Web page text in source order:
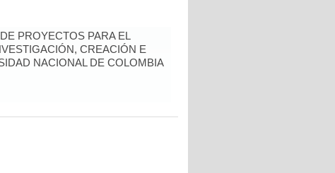
PROYECTOS PARA EL
CREACIÓN E
NACIONAL DE COLOMBIA